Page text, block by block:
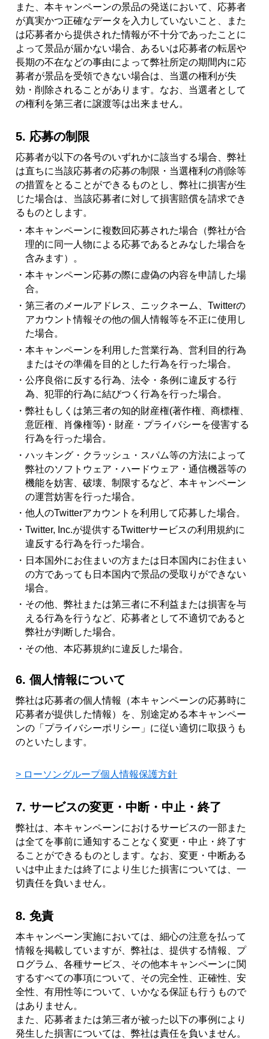
また、本キャンペーンの景品の発送において、応募者
が真実かつ正確なデータを入力していないこと、また
は応募者から提供された情報が不十分であったことに
よって景品が届かない場合、あるいは応募者の転居や
長期の不在などの事由によって弊社所定の期間内に応
募者が景品を受領できない場合は、当選の権利が失
効・削除されることがあります。なお、当選者として
の権利を第三者に譲渡等は出来ません。
5. 応募の制限
応募者が以下の各号のいずれかに該当する場合、弊社
は直ちに当該応募者の応募の制限・当選権利の削除等
の措置をとることができるものとし、弊社に損害が生
じた場合は、当該応募者に対して損害賠償を請求でき
るものとします。
・本キャンペーンに複数回応募された場合（弊社が合
理的に同一人物による応募であるとみなした場合を
含みます）。
・本キャンペーン応募の際に虚偽の内容を申請した場
合。
・第三者のメールアドレス、ニックネーム、Twitterの
アカウント情報その他の個人情報等を不正に使用し
た場合。
・本キャンペーンを利用した営業行為、営利目的行為
またはその準備を目的とした行為を行った場合。
・公序良俗に反する行為、法令・条例に違反する行
為、犯罪的行為に結びつく行為を行った場合。
・弊社もしくは第三者の知的財産権(著作権、商標権、
意匠権、肖像権等)・財産・プライバシーを侵害する
行為を行った場合。
・ハッキング・クラッシュ・スパム等の方法によって
弊社のソフトウェア・ハードウェア・通信機器等の
機能を妨害、破壊、制限するなど、本キャンペーン
の運営妨害を行った場合。
・他人のTwitterアカウントを利用して応募した場合。
・Twitter, Inc.が提供するTwitterサービスの利用規約に
違反する行為を行った場合。
・日本国外にお住まいの方または日本国内にお住まい
の方であっても日本国内で景品の受取りができない
場合。
・その他、弊社または第三者に不利益または損害を与
える行為を行うなど、応募者として不適切であると
弊社が判断した場合。
・その他、本応募規約に違反した場合。
6. 個人情報について
弊社は応募者の個人情報（本キャンペーンの応募時に
応募者が提供した情報）を、別途定める本キャンペー
ンの「プライバシーポリシー」に従い適切に取扱うも
のといたします。
> ローソングループ個人情報保護方針
7. サービスの変更・中断・中止・終了
弊社は、本キャンペーンにおけるサービスの一部また
は全てを事前に通知することなく変更・中止・終了す
ることができるものとします。なお、変更・中断ある
いは中止または終了により生じた損害については、一
切責任を負いません。
8. 免責
本キャンペーン実施においては、細心の注意を払って
情報を掲載していますが、弊社は、提供する情報、プ
ログラム、各種サービス、その他本キャンペーンに関
するすべての事項について、その完全性、正確性、安
全性、有用性等について、いかなる保証も行うもので
はありません。
また、応募者または第三者が被った以下の事例により
発生した損害については、弊社は責任を負いません。